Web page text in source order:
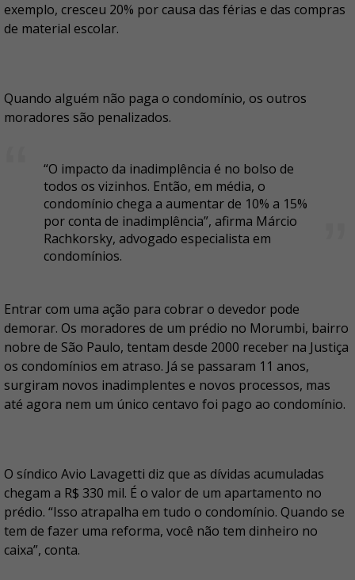
exemplo, cresceu 20% por causa das férias e das compras
de material escolar.
Quando alguém não paga o condomínio, os outros
moradores são penalizados.
“O impacto da inadimplência é no bolso de
todos os vizinhos. Então, em média, o
condomínio chega a aumentar de 10% a 15%
por conta de inadimplência”, afirma Márcio
Rachkorsky, advogado especialista em
condomínios.
Entrar com uma ação para cobrar o devedor pode
demorar. Os moradores de um prédio no Morumbi, bairro
nobre de São Paulo, tentam desde 2000 receber na Justiça
os condomínios em atraso. Já se passaram 11 anos,
surgiram novos inadimplentes e novos processos, mas
até agora nem um único centavo foi pago ao condomínio.
O síndico Avio Lavagetti diz que as dívidas acumuladas
chegam a R$ 330 mil. É o valor de um apartamento no
prédio. “Isso atrapalha em tudo o condomínio. Quando se
tem de fazer uma reforma, você não tem dinheiro no
caixa”, conta.